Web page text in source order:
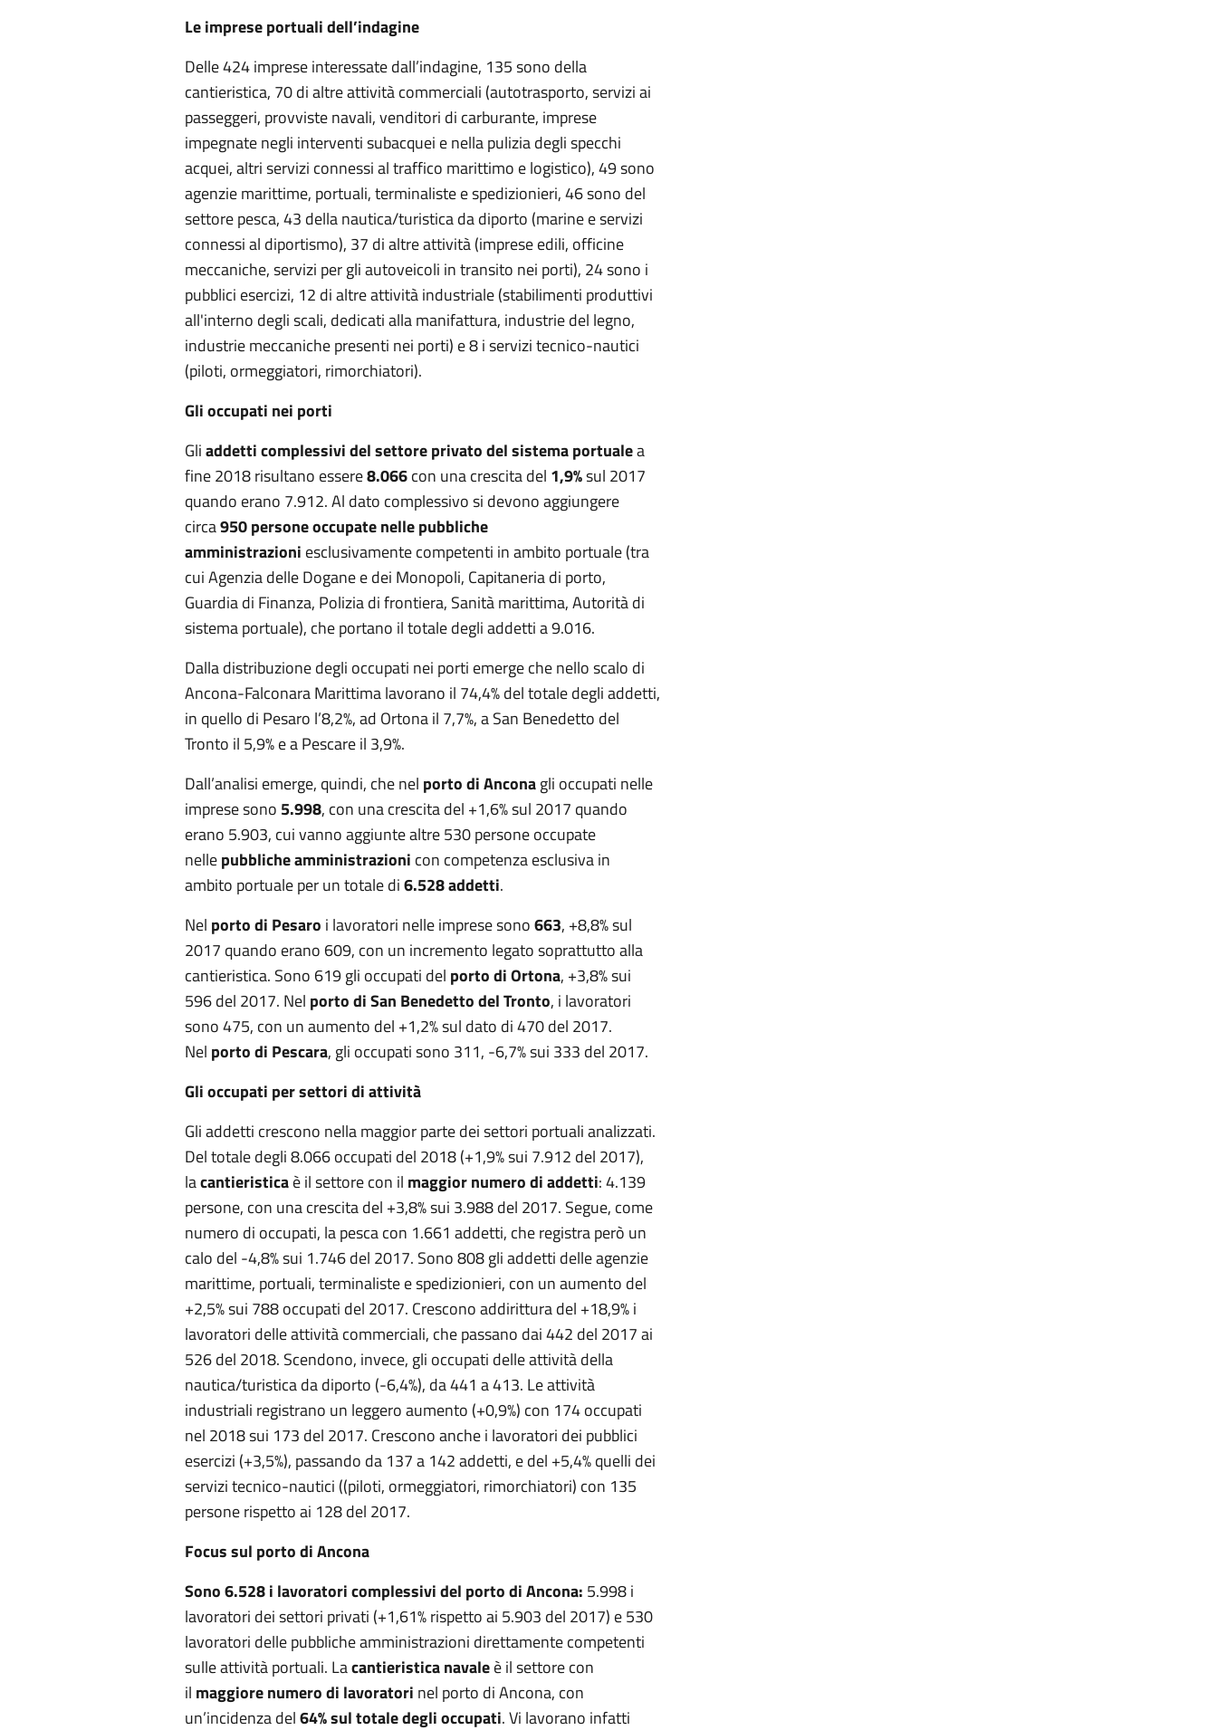
Le imprese portuali dell’indagine
Delle 424 imprese interessate dall’indagine, 135 sono della
cantieristica, 70 di altre attività commerciali (autotrasporto, servizi ai
passeggeri, provviste navali, venditori di carburante, imprese
impegnate negli interventi subacquei e nella pulizia degli specchi
acquei, altri servizi connessi al traffico marittimo e logistico), 49 sono
agenzie marittime, portuali, terminaliste e spedizionieri, 46 sono del
settore pesca, 43 della nautica/turistica da diporto (marine e servizi
connessi al diportismo), 37 di altre attività (imprese edili, officine
meccaniche, servizi per gli autoveicoli in transito nei porti), 24 sono i
pubblici esercizi, 12 di altre attività industriale (stabilimenti produttivi
all'interno degli scali, dedicati alla manifattura, industrie del legno,
industrie meccaniche presenti nei porti) e 8 i servizi tecnico-nautici
(piloti, ormeggiatori, rimorchiatori).
Gli occupati nei porti
Gliaddetti complessivi del settore privato del sistema portualea
fine 2018 risultano essere8.066con una crescita del 1,9%sul 2017
quando erano 7.912. Al dato complessivo si devono aggiungere
circa950 persone occupate nelle pubbliche
amministrazioni esclusivamente competenti in ambito portuale (tra
cui Agenzia delle Dogane e dei Monopoli, Capitaneria di porto,
Guardia di Finanza, Polizia di frontiera, Sanità marittima, Autorità di
sistema portuale), che portano il totale degli addetti a 9.016.
Dalla distribuzione degli occupati nei porti emerge che nello scalo di
Ancona-Falconara Marittima lavorano il 74,4% del totale degli addetti,
in quello di Pesaro l’8,2%, ad Ortona il 7,7%, a San Benedetto del
Tronto il 5,9% e a Pescare il 3,9%.
Dall’analisi emerge, quindi, che nel porto di Anconagli occupati nelle
imprese sono 5.998, con una crescita del +1,6% sul 2017 quando
erano 5.903, cui vanno aggiunte altre 530 persone occupate
nellepubbliche amministrazioni con competenza esclusiva in
ambito portuale per un totale di6.528 addetti.
Nel porto di Pesaro i lavoratori nelle imprese sono663, +8,8% sul
2017 quando erano 609, con un incremento legato soprattutto alla
cantieristica. Sono 619 gli occupati del porto di Ortona, +3,8% sui
596 del 2017. Nel porto di San Benedetto del Tronto, i lavoratori
sono 475, con un aumento del +1,2% sul dato di 470 del 2017.
Nel porto di Pescara, gli occupati sono 311, -6,7% sui 333 del 2017.
Gli occupati per settori di attività
Gli addetti crescono nella maggior parte dei settori portuali analizzati.
Del totale degli 8.066 occupati del 2018 (+1,9% sui 7.912 del 2017),
lacantieristicaè il settore con il maggior numero di addetti: 4.139
persone, con una crescita del +3,8% sui 3.988 del 2017. Segue, come
numero di occupati, la pesca con 1.661 addetti, che registra però un
calo del -4,8% sui 1.746 del 2017. Sono 808 gli addetti delle agenzie
marittime, portuali, terminaliste e spedizionieri, con un aumento del
+2,5% sui 788 occupati del 2017. Crescono addirittura del +18,9% i
lavoratori delle attività commerciali, che passano dai 442 del 2017 ai
526 del 2018. Scendono, invece, gli occupati delle attività della
nautica/turistica da diporto (-6,4%), da 441 a 413. Le attività
industriali registrano un leggero aumento (+0,9%) con 174 occupati
nel 2018 sui 173 del 2017. Crescono anche i lavoratori dei pubblici
esercizi (+3,5%), passando da 137 a 142 addetti, e del +5,4% quelli dei
servizi tecnico-nautici ((piloti, ormeggiatori, rimorchiatori) con 135
persone rispetto ai 128 del 2017.
Focus sul porto di Ancona
Sono 6.528 i lavoratori complessivi del porto di Ancona: 5.998 i
lavoratori dei settori privati (+1,61% rispetto ai 5.903 del 2017) e 530
lavoratori delle pubbliche amministrazioni direttamente competenti
sulle attività portuali. Lacantieristica navaleè il settore con
il maggiore numero di lavoratori nel porto di Ancona, con
un’incidenza del64% sul totale degli occupati. Vi lavorano infatti